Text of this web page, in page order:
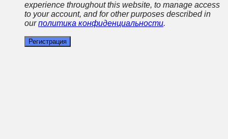
experience throughout this website, to manage access
to your account, and for other purposes described in
ourполитика конфиденциальности.
Регистрация